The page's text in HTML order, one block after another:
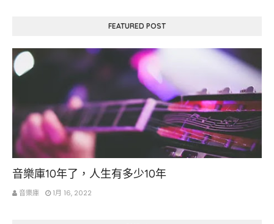
FEATURED POST
感想
音樂庫10年了，人生有多少10年
音樂庫 1月 16, 2022